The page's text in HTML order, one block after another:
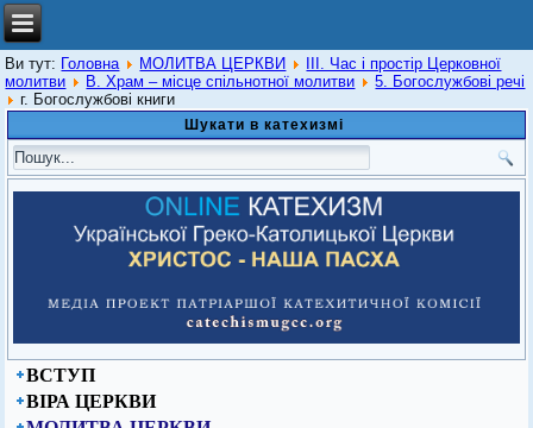
Ви тут: Головна МОЛИТВА ЦЕРКВИ
ІІІ. Час і простір Церковної
молитви
В. Храм – місце спільнотної молитви
5. Богослужбові речі
г. Богослужбові книги
Шукати в катехизмі
ВСТУП
ВІРА ЦЕРКВИ